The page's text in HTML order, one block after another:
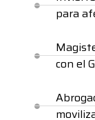
para
con el